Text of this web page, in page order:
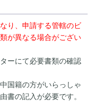
り、申請する管轄のビ
が異なる場合がござい
ーにて必要書類の確認
国籍の方がいらっしゃ
書の記入が必要です。